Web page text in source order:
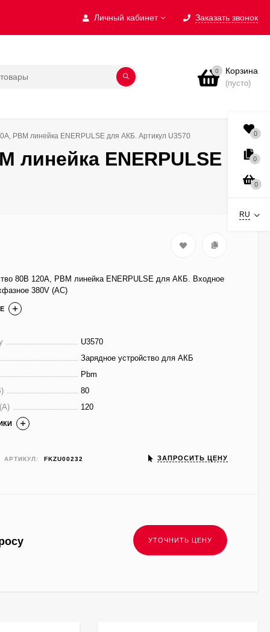
Личный кабинет Заказать звонок
0 Корзина
(пусто)
PBM линейка ENERPULSE для АКБ. Артикул U3570
линейка ENERPULSE
80В 120А, PBM линейка ENERPULSE для АКБ. Входное
380V (AC)
U3570
Зарядное устройство для АКБ
Pbm
80
120
АРТИКУЛ: FKZU00232 ЗАПРОСИТЬ ЦЕНУ
0
0
0
RU